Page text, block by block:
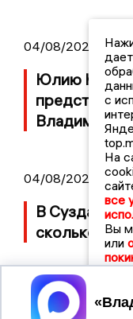
04/08/2026 11:36
Юлию
04/08/2026 09:01
В Суздале
сколько
с
На
все
Вы
или